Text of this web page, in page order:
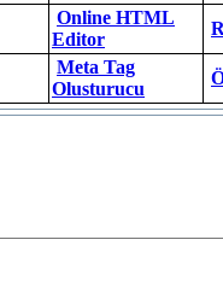
Online HTML
Editor
Meta Tag
Olusturucu